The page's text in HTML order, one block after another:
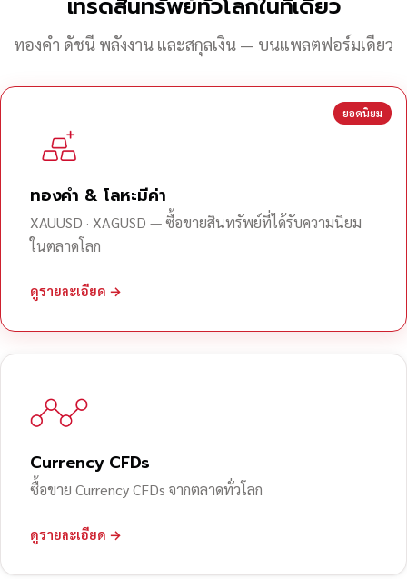
ทองคำ ดัชนี พลังงาน และสกุลเงิน — บนแพลตฟอร์มเดียว
ยอดนิยม
ทองคำ & โลหะมีค่า
XAUUSD · XAGUSD — ซื้อขายสินทรัพย์ที่ได้รับความนิยม
ในตลาดโลก
ดูรายละเอียด →
Currency CFDs
ซื้อขาย Currency CFDs จากตลาดทั่วโลก
ดูรายละเอียด →